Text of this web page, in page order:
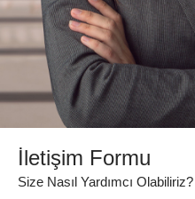
İletişim Formu
Size Nasıl Yardımcı Olabiliriz?